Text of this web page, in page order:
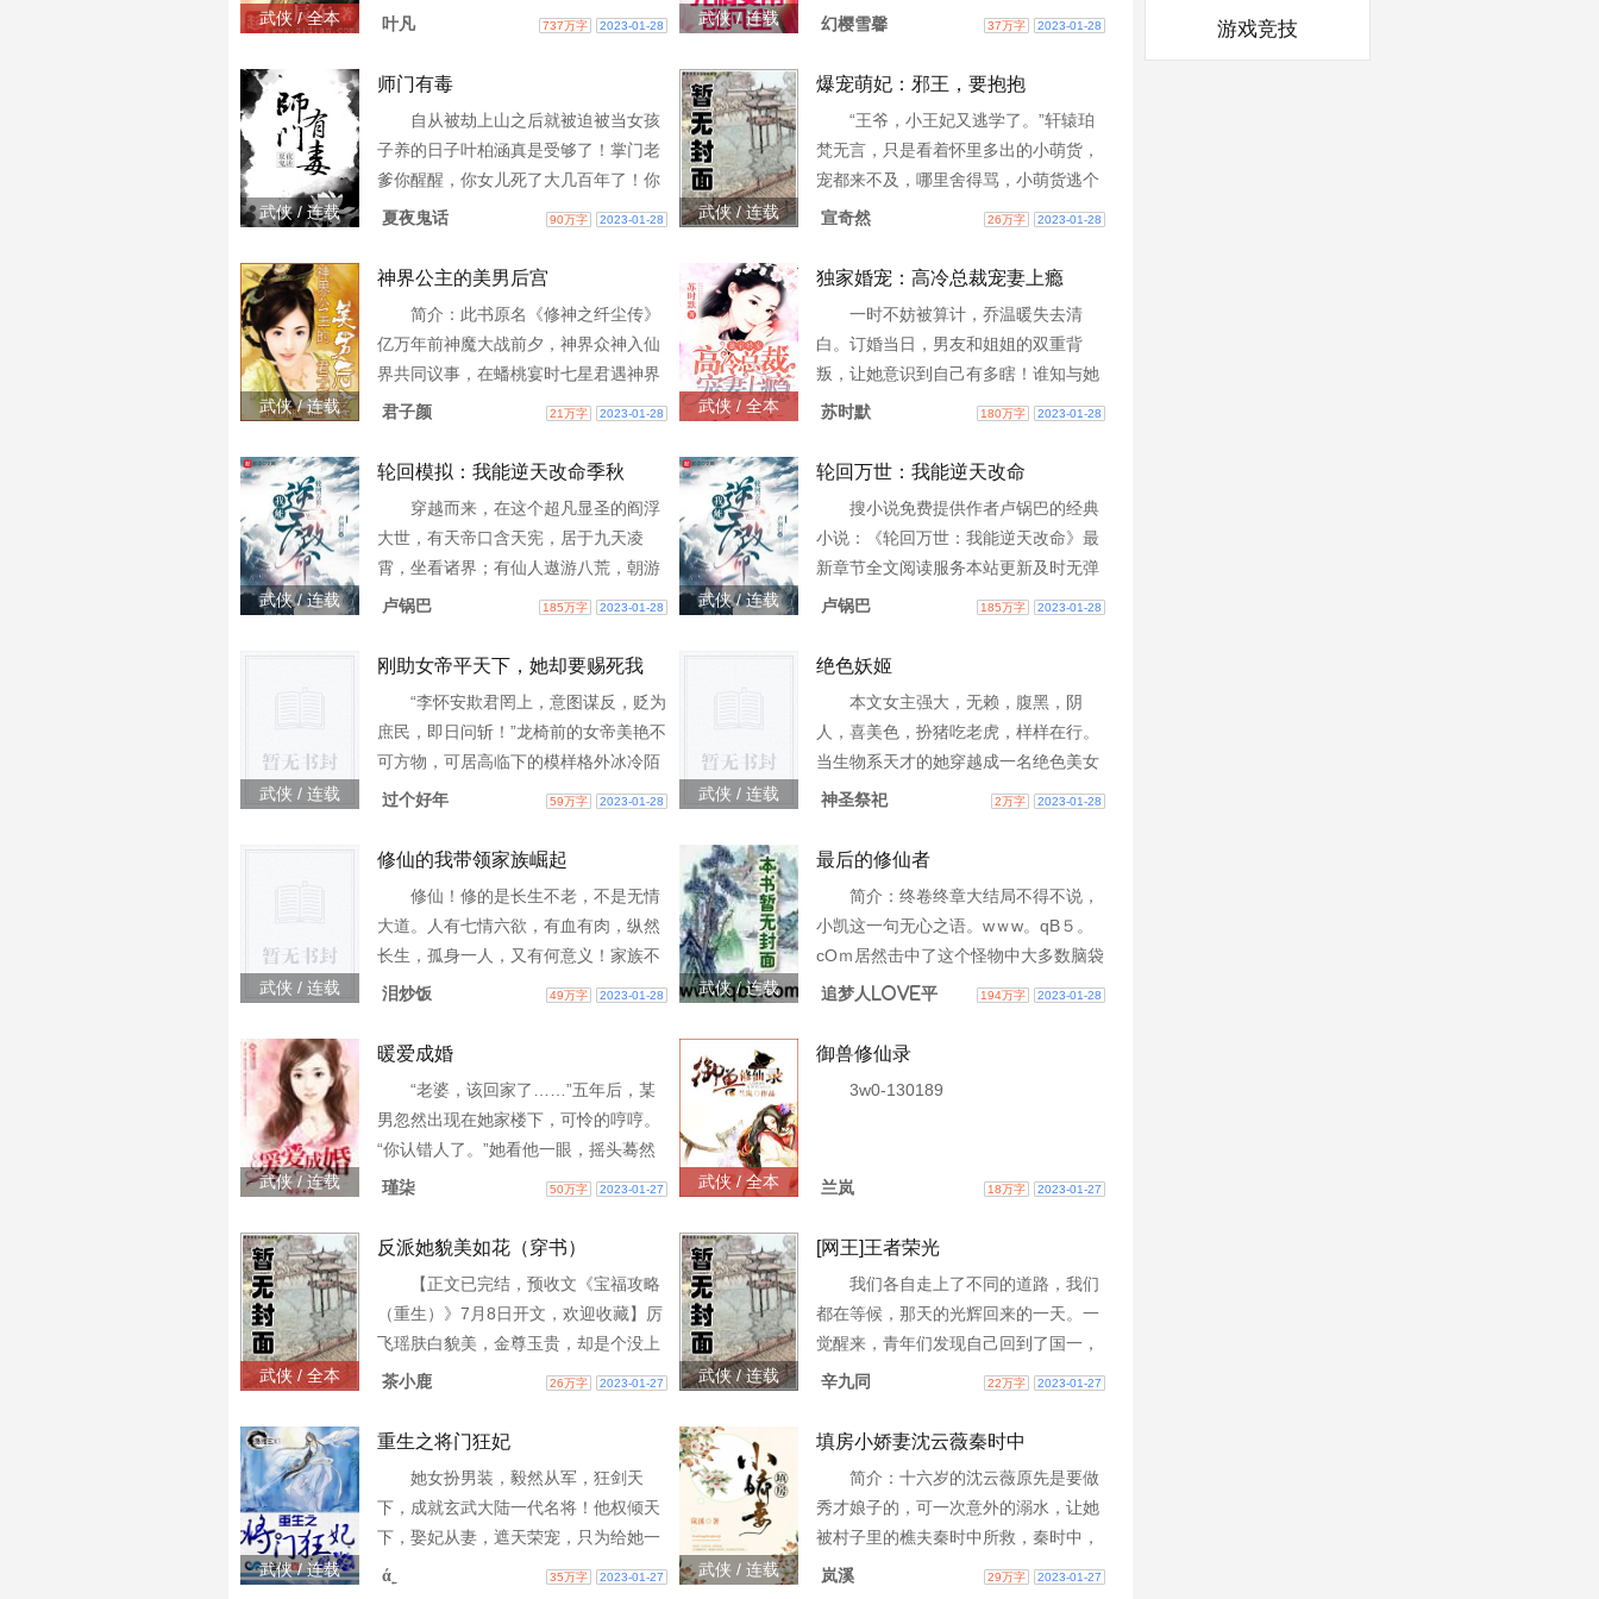
武侠 / 全本
捉到的一幅极其震撼的画面。九龙拉
空的彼岸？一个浩大的
叶凡 737万字 2023-01-28 武侠 / 连载
师，赤发赤眸，翻手之间，卷起血雨腥
情，他残忍如魔，他
幻樱雪馨 37万字 2023-01-28
武侠 / 连载
师门有毒
自从被劫上山之后就被迫被当女孩
子养的日子叶柏涵真是受够了！掌门老
爹你醒醒，你女儿死了大几百年了！你
抢回来的是个带把的！更可怕的是，叶
眈。他要怎么在一群蛇
夏夜鬼话 90万字 2023-01-28 武侠 / 连载
爆宠萌妃：邪王，要抱抱
“王爷，小王妃又逃学了。”轩辕珀
梵无言，只是看着怀里多出的小萌货，
宠都来不及，哪里舍得骂，小萌货逃个
学都能逃到自己怀里来，他还能说什
是蠢萌小包子，他
宣奇然 26万字 2023-01-28
武侠 / 连载
神界公主的美男后宫
简介：此书原名《修神之纤尘传》
亿万年前神魔大战前夕，神界众神入仙
界共同议事，在蟠桃宴时七星君遇神界
公主羿歆，七人对其一见倾心，后神魔
魂俱灭，幸亏女娲利
君子颜 21万字 2023-01-28 武侠 / 全本
独家婚宠：高冷总裁宠妻上瘾
一时不妨被算计，乔温暖失去清
白。订婚当日，男友和姐姐的双重背
叛，让她意识到自己有多瞎！谁知与她
共度一夜的陌生男人，竟然是帝都最有
腿，“我缺钱……”“跟我
苏时默 180万字 2023-01-28
武侠 / 连载
轮回模拟：我能逆天改命季秋
穿越而来，在这个超凡显圣的阎浮
大世，有天帝口含天宪，居于九天凌
霄，坐看诸界；有仙人遨游八荒，朝游
北海暮苍梧，与世同君。有儒道圣贤教
大德高僧拈花一笑，法
卢锅巴 185万字 2023-01-28 武侠 / 连载
轮回万世：我能逆天改命
搜小说免费提供作者卢锅巴的经典
小说：《轮回万世：我能逆天改命》最
新章节全文阅读服务本站更新及时无弹
窗广告欢迎光临观看小说穿越而来，在
天宪，居于九天凌霄
卢锅巴 185万字 2023-01-28
武侠 / 连载
刚助女帝平天下，她却要赐死我
“李怀安欺君罔上，意图谋反，贬为
庶民，即日问斩！”龙椅前的女帝美艳不
可方物，可居高临下的模样格外冰冷陌
生李怀安，镇国世家独子，满门忠烈自
扶持送上帝位蛮
过个好年 59万字 2023-01-28 武侠 / 连载
绝色妖姬
本文女主强大，无赖，腹黑，阴
人，喜美色，扮猪吃老虎，样样在行。
当生物系天才的她穿越成一名绝色美女
蛇并被人误认为是雷帝斯大陆第一炼金
呢？n3w0-133
神圣祭祀 2万字 2023-01-28
武侠 / 连载
修仙的我带领家族崛起
修仙！修的是长生不老，不是无情
大道。人有七情六欲，有血有肉，纵然
长生，孤身一人，又有何意义！家族不
是累赘，是帮手，是助力，是安稳的避
时伴你左右！我愿带
泪炒饭 49万字 2023-01-28 武侠 / 连载
最后的修仙者
简介：终卷终章大结局不得不说，
小凯这一句无心之语。wｗw。qΒ５。
cOｍ居然击中了这个怪物中大多数脑袋
的弱点。他们原本一个个都是一方霸
者：追梦人Lov
追梦人Love平 194万字 2023-01-28
武侠 / 连载
暖爱成婚
“老婆，该回家了……”五年后，某
男忽然出现在她家楼下，可怜的哼哼。
“你认错人了。”她看他一眼，摇头蓦然
从他身边走过。跟在她身边的小男孩也
哼，“听到了吗，
瑾柒 50万字 2023-01-27 武侠 / 全本
御兽修仙录
3w0-130189
兰岚 18万字 2023-01-27
武侠 / 全本
反派她貌美如花（穿书）
【正文已完结，预收文《宝福攻略
（重生）》7月8日开文，欢迎收藏】厉
飞瑶肤白貌美，金尊玉贵，却是个没上
场就下线的反派炮灰顾寒寻容色倾城，
公子一朝两人喜相
茶小鹿 26万字 2023-01-27 武侠 / 连载
[网王]王者荣光
我们各自走上了不同的道路，我们
都在等候，那天的光辉回来的一天。一
觉醒来，青年们发现自己回到了国一，
回到了少年时代。偏心的神明终于愿意
补曾经的遗憾。这是
辛九同 22万字 2023-01-27
武侠 / 连载
重生之将门狂妃
她女扮男装，毅然从军，狂剑天
下，成就玄武大陆一代名将！他权倾天
下，娶妃从妻，遮天荣宠，只为给她一
生平安喜乐！◆◇◇◆◆◇前世，她为
ά˿ 35万字 2023-01-27 武侠 / 连载
填房小娇妻沈云薇秦时中
简介：十六岁的沈云薇原先是要做
秀才娘子的，可一次意外的溺水，让她
被村子里的樵夫秦时中所救，秦时中，
来历不明，性情古怪，去做他的填房，
岚溪 29万字 2023-01-27
游戏竞技